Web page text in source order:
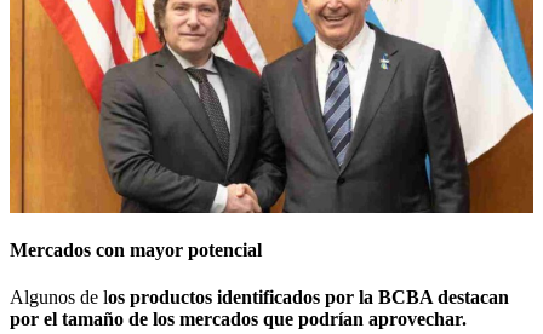
Mercados con mayor potencial
Algunos de los productos identificados por la BCBA destacan
por el tamaño de los mercados que podrían aprovechar.